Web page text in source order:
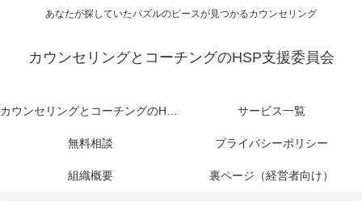
あなたが探していたパズルのピースが見つかるカウンセリング
カウンセリングとコーチングのHSP支援委員会
カウンセリングとコーチングのHSP支援委員会 サービス一覧
無料相談 プライバシーポリシー
組織概要 裏ページ（経営者向け）